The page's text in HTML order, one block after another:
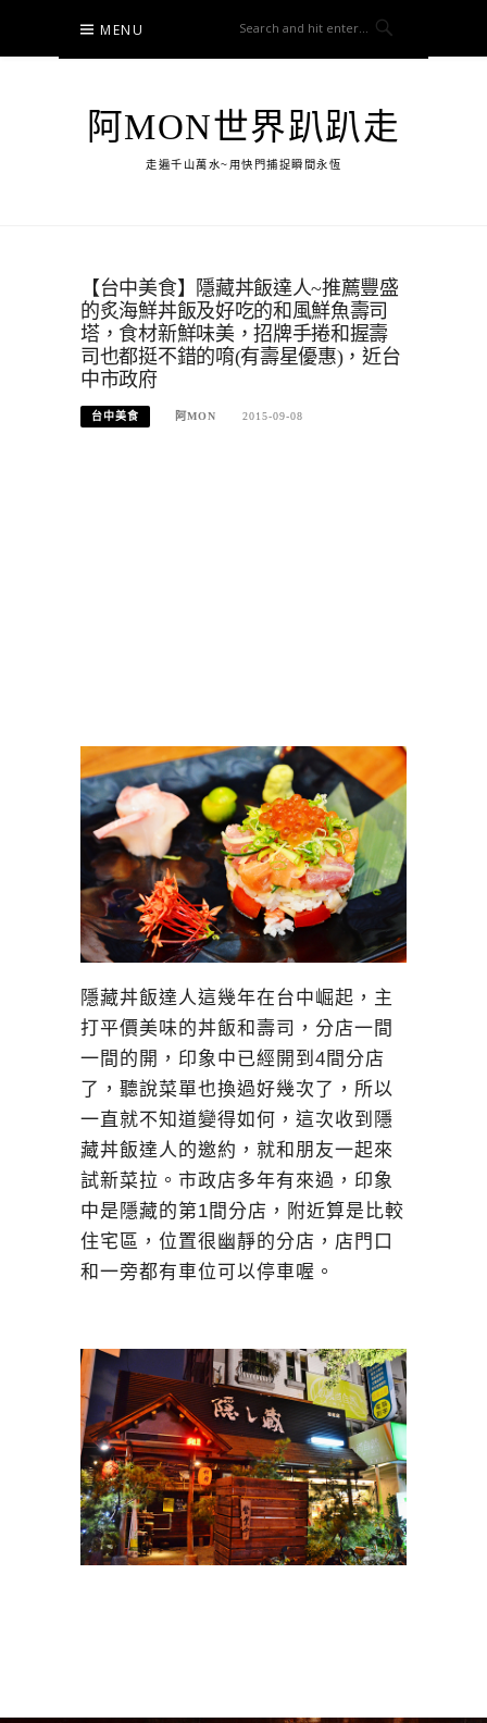
content
MENU
阿MON世界趴趴走
走遍千山萬水~用快門捕捉瞬間永恆
【台中美食】隱藏丼飯達人~推薦豐盛
的炙海鮮丼飯及好吃的和風鮮魚壽司
塔，食材新鮮味美，招牌手捲和握壽
司也都挺不錯的唷(有壽星優惠)，近台
中市政府
台中美食 阿MON 2015-09-08
隱藏丼飯達人這幾年在台中崛起，主
打平價美味的丼飯和壽司，分店一間
一間的開，印象中已經開到4間分店
了，聽說菜單也換過好幾次了，所以
一直就不知道變得如何，這次收到隱
藏丼飯達人的邀約，就和朋友一起來
試新菜拉。市政店多年有來過，印象
中是隱藏的第1間分店，附近算是比較
住宅區，位置很幽靜的分店，店門口
和一旁都有車位可以停車喔。